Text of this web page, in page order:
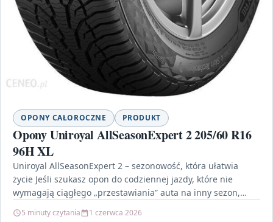
OPONY CAŁOROCZNE PRODUKT
Opony Uniroyal AllSeasonExpert 2 205/60 R16
96H XL
Uniroyal AllSeasonExpert 2 – sezonowość, która ułatwia
życie Jeśli szukasz opon do codziennej jazdy, które nie
wymagają ciągłego „przestawiania” auta na inny sezon,
5 minuty czytania 1 czerwca 2026